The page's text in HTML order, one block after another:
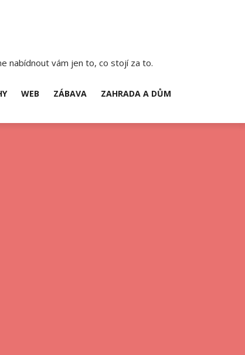
nabídnout vám jen to, co stojí za to.
WEB ZÁBAVA ZAHRADA A DŮM